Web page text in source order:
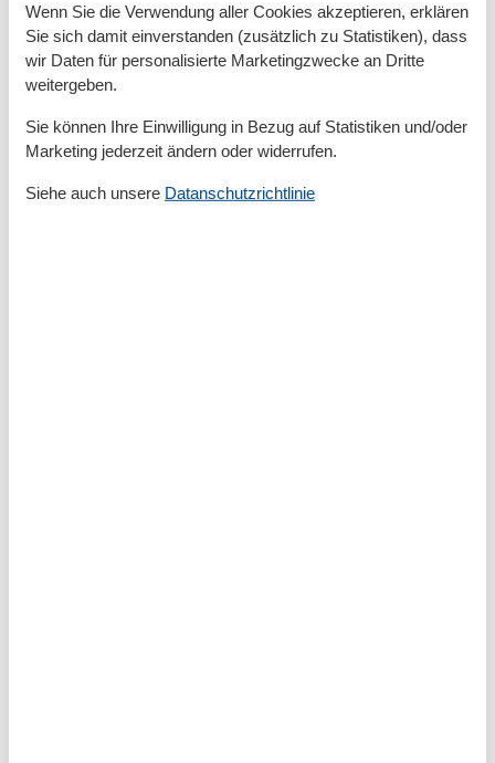
Grundeinrichtungen
Baujahr
2002
Größe
100 m²
Serviceeinrichtungen
Backofen
Balkon
Wenn Sie die Verwendung aller Cookies akzeptieren, erklären
Sie sich damit einverstanden (zusätzlich zu Statistiken), dass
wir Daten für personalisierte Marketingzwecke an Dritte
weitergeben.
Sie können Ihre Einwilligung in Bezug auf Statistiken und/oder
Marketing jederzeit ändern oder widerrufen.
Siehe auch unsere Datanschutzrichtlinie